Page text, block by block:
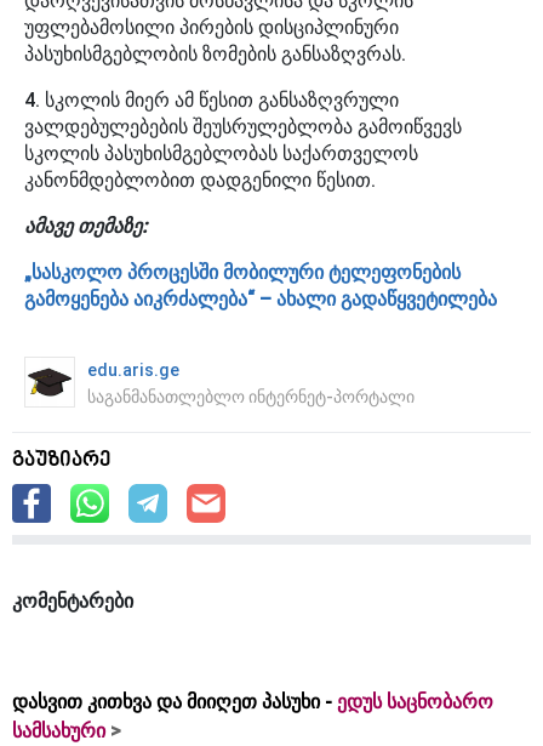
უფლებამოსილი პირების დისციპლინური
პასუხისმგებლობის ზომების განსაზღვრას.
4. სკოლის მიერ ამ წესით განსაზღვრული
ვალდებულებების შეუსრულებლობა გამოიწვევს
სკოლის პასუხისმგებლობას საქართველოს
კანონმდებლობით დადგენილი წესით.
ამავე თემაზე:
„სასკოლო პროცესში მობილური ტელეფონების
გამოყენება აიკრძალება“ – ახალი გადაწყვეტილება
edu.aris.ge
საგანმანათლებლო ინტერნეტ-პორტალი
გაუზიარე
კომენტარები
დასვით კითხვა და მიიღეთ პასუხი - ედუს საცნობარო
სამსახური